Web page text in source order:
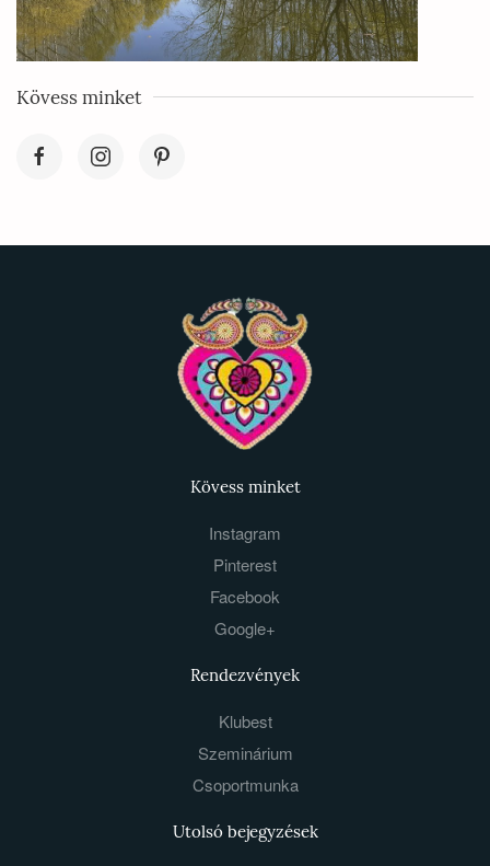
Kövess minket
Kövess minket
Instagram
Pinterest
Facebook
Google+
Rendezvények
Klubest
Szeminárium
Csoportmunka
Utolsó bejegyzések